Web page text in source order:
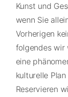
Kunst und
wenn Sie
Vorherigen
folgendes wir
eine
kulturelle
Reservieren